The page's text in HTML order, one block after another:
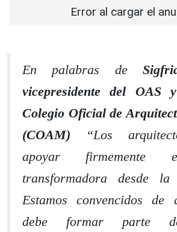
Error al cargar el
En palabras de
vicepresidente del OAS
Colegio Oficial de
(COAM) “Los
apoyar firmemente
transformadora desde la
Estamos convencidos
debe formar parte